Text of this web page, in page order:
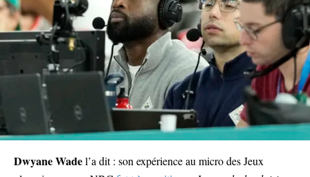
Dwyane Wadel’a dit : son expérience au micro des Jeux